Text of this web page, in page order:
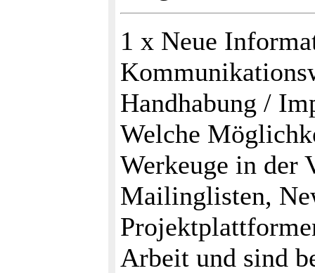
1 x Neue
Handhabung /
Welche
Werkeuge in der
Mailinglisten,
Arbeit und sind